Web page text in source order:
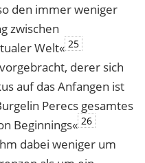
den immer weniger
zwischen
Welt« 25
derer sich
auf das Anfangen ist
Perecs gesamtes
Beginnings« 26
dabei weniger um